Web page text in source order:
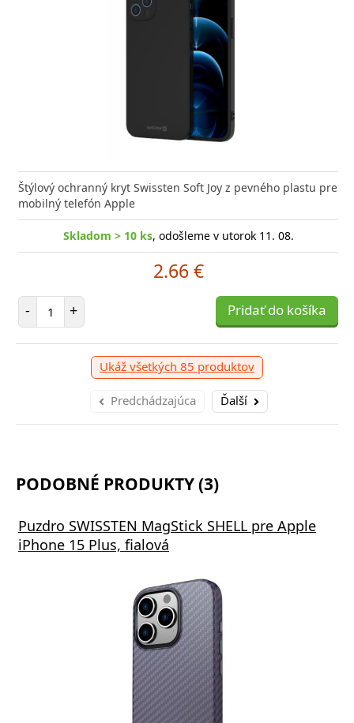
Štýlový ochranný kryt Swissten Soft Joy z pevného plastu pre
mobilný telefón Apple
Skladom > 10 ks, odošleme v utorok 11. 08.
2.66 €
- Počet položiek
+ Pridať do košíka
Ukáž všetkých 85 produktov
Predchádzajúca Ďalší
PODOBNÉ PRODUKTY (3)
Puzdro SWISSTEN MagStick SHELL pre Apple
iPhone 15 Plus, fialová